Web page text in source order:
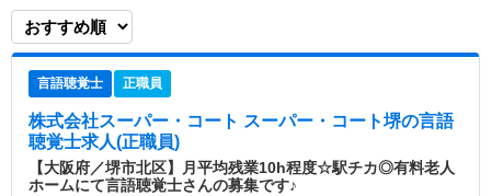
言語聴覚士 正職員
株式会社スーパー・コート スーパー・コート堺の言語
聴覚士求人(正職員)
【大阪府／堺市北区】月平均残業10h程度☆駅チカ◎有料老人
ホームにて言語聴覚士さんの募集です♪